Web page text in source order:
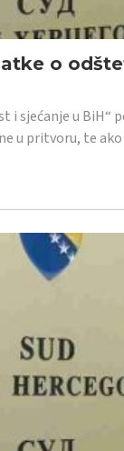
o
i sjećanje u
u pritvoru, te